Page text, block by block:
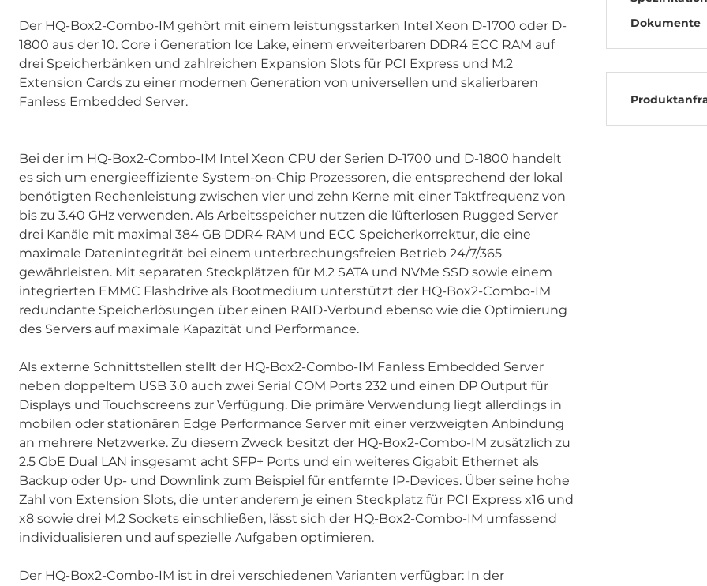
Der HQ-Box2-Combo-IM gehört mit einem leistungsstarken Intel Xeon D-1700 oder D-
1800 aus der 10. Core i Generation Ice Lake, einem erweiterbaren DDR4 ECC RAM auf
drei Speicherbänken und zahlreichen Expansion Slots für PCI Express und M.2
Extension Cards zu einer modernen Generation von universellen und skalierbaren
Fanless Embedded Server.
Bei der im HQ-Box2-Combo-IM Intel Xeon CPU der Serien D-1700 und D-1800 handelt
es sich um energieeffiziente System-on-Chip Prozessoren, die entsprechend der lokal
benötigten Rechenleistung zwischen vier und zehn Kerne mit einer Taktfrequenz von
bis zu 3.40 GHz verwenden. Als Arbeitsspeicher nutzen die lüfterlosen Rugged Server
drei Kanäle mit maximal 384 GB DDR4 RAM und ECC Speicherkorrektur, die eine
maximale Datenintegrität bei einem unterbrechungsfreien Betrieb 24/7/365
gewährleisten. Mit separaten Steckplätzen für M.2 SATA und NVMe SSD sowie einem
integrierten EMMC Flashdrive als Bootmedium unterstützt der HQ-Box2-Combo-IM
redundante Speicherlösungen über einen RAID-Verbund ebenso wie die Optimierung
des Servers auf maximale Kapazität und Performance.
Als externe Schnittstellen stellt der HQ-Box2-Combo-IM Fanless Embedded Server
neben doppeltem USB 3.0 auch zwei Serial COM Ports 232 und einen DP Output für
Displays und Touchscreens zur Verfügung. Die primäre Verwendung liegt allerdings in
mobilen oder stationären Edge Performance Server mit einer verzweigten Anbindung
an mehrere Netzwerke. Zu diesem Zweck besitzt der HQ-Box2-Combo-IM zusätzlich zu
2.5 GbE Dual LAN insgesamt acht SFP+ Ports und ein weiteres Gigabit Ethernet als
Backup oder Up- und Downlink zum Beispiel für entfernte IP-Devices. Über seine hohe
Zahl von Extension Slots, die unter anderem je einen Steckplatz für PCI Express x16 und
x8 sowie drei M.2 Sockets einschließen, lässt sich der HQ-Box2-Combo-IM umfassend
individualisieren und auf spezielle Aufgaben optimieren.
Der HQ-Box2-Combo-IM ist in drei verschiedenen Varianten verfügbar: In der
Dokumente